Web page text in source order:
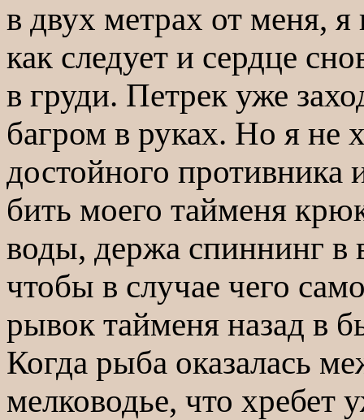
в двух метрах от меня, я
как следует и сердце
в груди. Петрек уже
багром в руках. Но я не
достойного противника
бить моего тайменя
воды, держа спиннинг в
чтобы в случае чего
рывок тайменя назад в
Когда рыба оказалась
мелководье, что хребет